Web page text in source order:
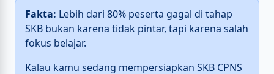
Fakta: Lebih dari 80% peserta gagal di tahap
SKB bukan karena tidak pintar, tapi karena salah
fokus belajar.
Kalau kamu sedang mempersiapkan SKB CPNS